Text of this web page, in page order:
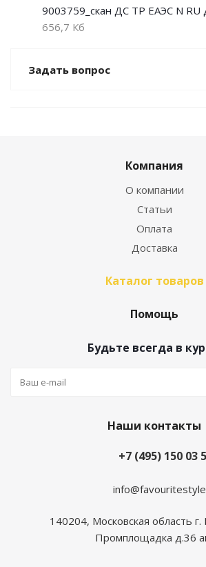
9003759_скан ДС ТР ЕАЭС N
656,7 Кб
Задать вопрос
Компания
О компании
Статьи
Оплата
Доставка
Каталог товаров
Помощь
Будьте всегда в
Наши контакты
+7 (495) 150 03
140204, Московская область г.
Промплощадка д.36